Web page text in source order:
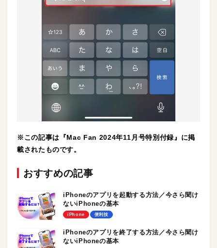
※この記事は『Mac Fan 2024年11月号特別付録』に掲
載されたものです。
おすすめの記事
iPhoneのアプリを起動する方法／今さら聞け
ないiPhoneの基本
iPhone 便利技
iPhoneのアプリを終了する方法／今さら聞け
ないiPhoneの基本